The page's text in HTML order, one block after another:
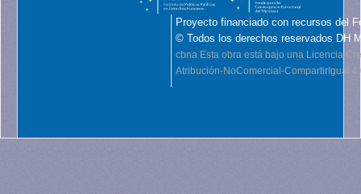
Proyecto financiado con recursos del
© Todos los derechos reservados DH
cbna Esta obra está bajo una Licencia
Atribución-NoComercial-CompartirIgual